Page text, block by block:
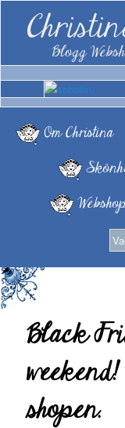
Blogg
Om Christina
Black
shopen.